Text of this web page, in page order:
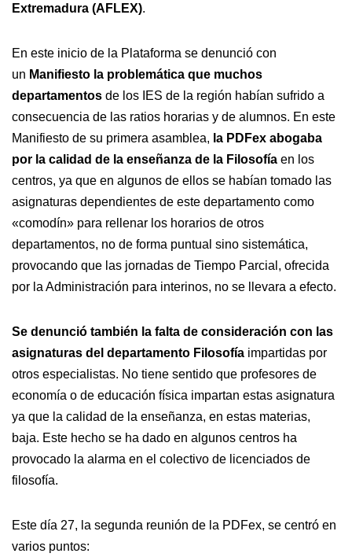
Extremadura (AFLEX).
En este inicio de la Plataforma se denunció con
un Manifiesto la problemática que muchos
departamentos de los IES de la región habían sufrido a
consecuencia de las ratios horarias y de alumnos. En este
Manifiesto de su primera asamblea, la PDFex abogaba
por la calidad de la enseñanza de la Filosofía en los
centros, ya que en algunos de ellos se habían tomado las
asignaturas dependientes de este departamento como
«comodín» para rellenar los horarios de otros
departamentos, no de forma puntual sino sistemática,
provocando que las jornadas de Tiempo Parcial, ofrecida
por la Administración para interinos, no se llevara a efecto.
Se denunció también la falta de consideración con las
asignaturas del departamento Filosofía impartidas por
otros especialistas. No tiene sentido que profesores de
economía o de educación física impartan estas asignatura
ya que la calidad de la enseñanza, en estas materias,
baja. Este hecho se ha dado en algunos centros ha
provocado la alarma en el colectivo de licenciados de
filosofía.
Este día 27, la segunda reunión de la PDFex, se centró en
varios puntos: